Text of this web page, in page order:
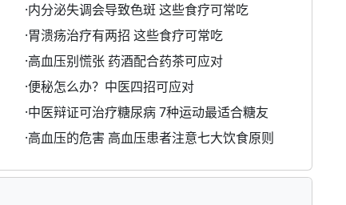
·内分泌失调会导致色斑 这些食疗可常吃
·胃溃疡治疗有两招 这些食疗可常吃
·高血压别慌张 药酒配合药茶可应对
·便秘怎么办？中医四招可应对
·中医辩证可治疗糖尿病 7种运动最适合糖友
·高血压的危害 高血压患者注意七大饮食原则